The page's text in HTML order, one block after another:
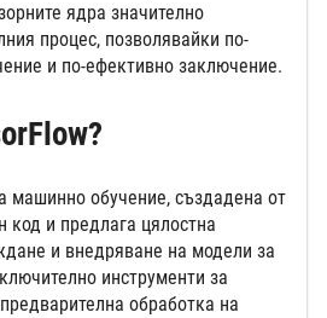
ядра значително
процес, позволявайки по-
и по-ефективно заключение.
машинно обучение, създадена от
код и предлага цялостна
и внедряване на модели за
инструменти за
обработка на